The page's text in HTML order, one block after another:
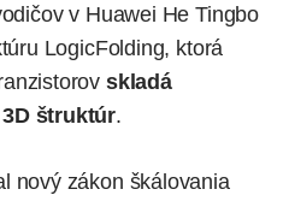
v Huawei He Tingbo
LogicFolding, ktorá
skladá
štruktúr.
nový zákon škálovania